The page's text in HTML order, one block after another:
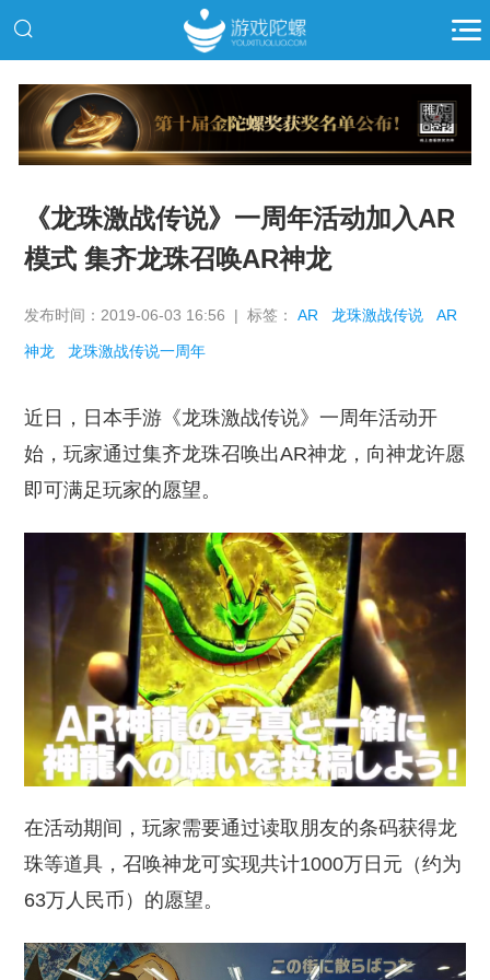
推广
《龙珠激战传说》一周年活动加入AR
模式 集齐龙珠召唤AR神龙
发布时间：2019-06-03 16:56 | 标签：AR 龙珠激战传说 AR
神龙 龙珠激战传说一周年
近日，日本手游《龙珠激战传说》一周年活动开
始，玩家通过集齐龙珠召唤出AR神龙，向神龙许愿
即可满足玩家的愿望。
在活动期间，玩家需要通过读取朋友的条码获得龙
珠等道具，召唤神龙可实现共计1000万日元（约为
63万人民币）的愿望。